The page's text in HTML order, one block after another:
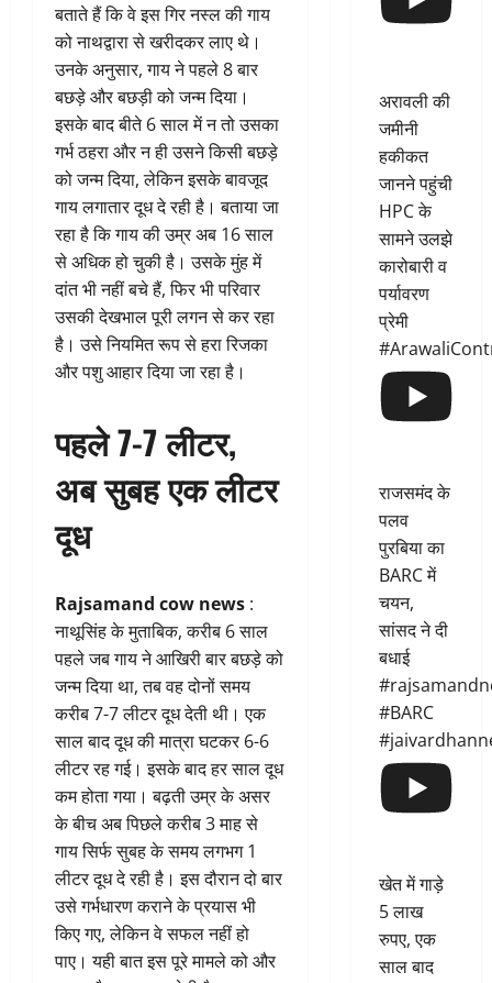
बताते हैं कि वे इस गिर नस्ल की गाय
को नाथद्वारा से खरीदकर लाए थे।
उनके अनुसार, गाय ने पहले 8 बार
बछड़े और बछड़ी को जन्म दिया।
इसके बाद बीते 6 साल में न तो उसका
गर्भ ठहरा और न ही उसने किसी बछड़े
को जन्म दिया, लेकिन इसके बावजूद
गाय लगातार दूध दे रही है। बताया जा
रहा है कि गाय की उम्र अब 16 साल
से अधिक हो चुकी है। उसके मुंह में
दांत भी नहीं बचे हैं, फिर भी परिवार
उसकी देखभाल पूरी लगन से कर रहा
है। उसे नियमित रूप से हरा रिजका
और पशु आहार दिया जा रहा है।
पहले 7-7 लीटर,
अब सुबह एक लीटर
दूध
Rajsamand cow news :
नाथूसिंह के मुताबिक, करीब 6 साल
पहले जब गाय ने आखिरी बार बछड़े को
जन्म दिया था, तब वह दोनों समय
करीब 7-7 लीटर दूध देती थी। एक
साल बाद दूध की मात्रा घटकर 6-6
लीटर रह गई। इसके बाद हर साल दूध
कम होता गया। बढ़ती उम्र के असर
के बीच अब पिछले करीब 3 माह से
गाय सिर्फ सुबह के समय लगभग 1
लीटर दूध दे रही है। इस दौरान दो बार
उसे गर्भधारण कराने के प्रयास भी
किए गए, लेकिन वे सफल नहीं हो
पाए। यही बात इस पूरे मामले को और
अरावली की
जमीनी
हकीकत
जानने पहुंची
HPC के
सामने उलझे
कारोबारी व
पर्यावरण
प्रेमी
राजसमंद के
पलव
पुरबिया का
BARC में
चयन,
सांसद ने दी
बधाई
#BARC
खेत में गाड़े
5 लाख
रुपए, एक
साल बाद